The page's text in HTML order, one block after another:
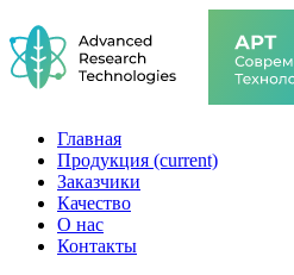
Главная
Продукция (current)
Заказчики
Качество
О нас
Контакты